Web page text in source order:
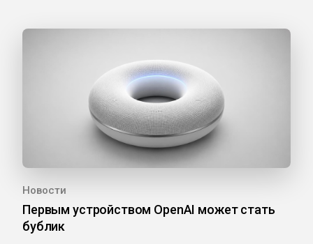
Новости
Первым устройством OpenAI может стать
бублик